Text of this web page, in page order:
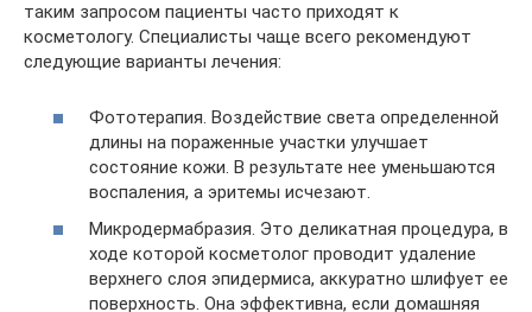
таким запросом пациенты часто приходят к
косметологу. Специалисты чаще всего рекомендуют
следующие варианты лечения:
Фототерапия. Воздействие света определенной
длины на пораженные участки улучшает
состояние кожи. В результате нее уменьшаются
воспаления, а эритемы исчезают.
Микродермабразия. Это деликатная процедура, в
ходе которой косметолог проводит удаление
верхнего слоя эпидермиса, аккуратно шлифует ее
поверхность. Она эффективна, если домашняя